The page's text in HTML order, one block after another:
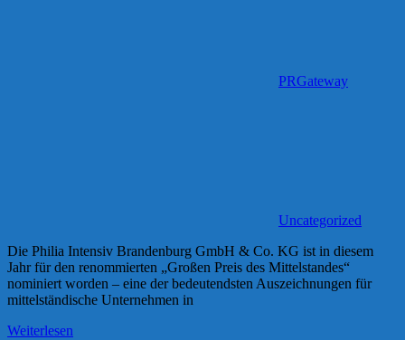
PRGateway
Uncategorized
Die Philia Intensiv Brandenburg GmbH & Co. KG ist in diesem
Jahr für den renommierten „Großen Preis des Mittelstandes“
nominiert worden – eine der bedeutendsten Auszeichnungen für
mittelständische Unternehmen in
Weiterlesen